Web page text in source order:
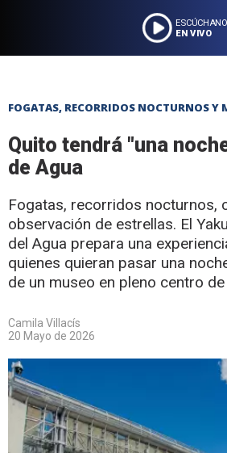
EN VIVO
FOGATAS, RECORRIDOS NOCTURNOS Y
Quito tendrá "una
de Agua
Fogatas, recorridos nocturnos,
observación de estrellas. El
del Agua prepara una
quienes quieran pasar una
de un museo en pleno centro de
Camila Villacís
20 Mayo de 2026